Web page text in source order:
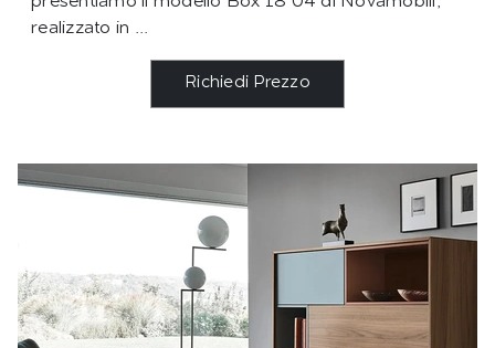
realizzato in ...
Richiedi Prezzo